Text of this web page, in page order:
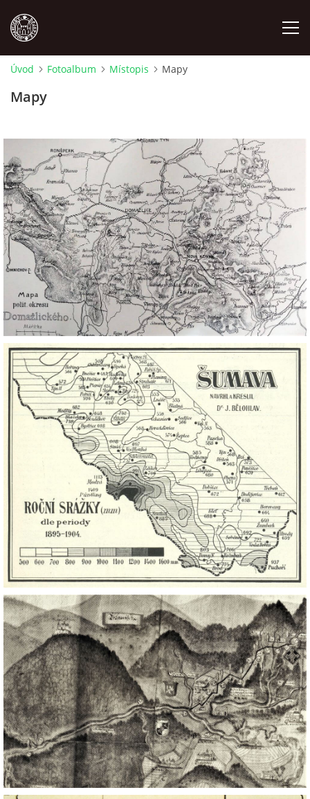
OSOBNOSTI
OSTATNÍ
ODKAZY
O NÁS
DŮL NA SLÍDU (NA KOLE)
Kontakt:
tel. 773 916 275
info@domdej.cz
--------------------------------------------------------------
Tento projekt je realizován za finanční podpory
města Domažlice.
© 2026 eStránky.cz |Aktualizováno: 17. 7. 2026|Nahoru ↑
Úvod Fotoalbum Místopis Mapy
Mapy